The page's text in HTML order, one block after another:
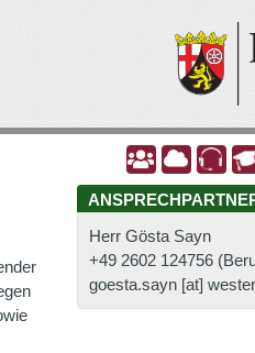
A A
Herr Gösta Sayn
+49 2602 124756
goesta.sayn [at]